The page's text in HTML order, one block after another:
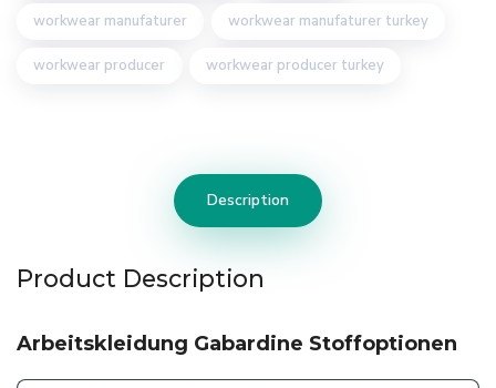
workwear manufaturer workwear manufaturer turkey
workwear producer workwear producer turkey
Description
Product Description
Arbeitskleidung Gabardine Stoffoptionen